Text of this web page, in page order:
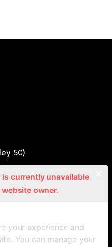
50)
currently unavailable.
owner.
your experience and
You can manage your